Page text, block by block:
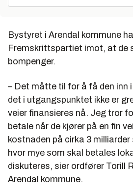
Bystyret i Arendal kommune
Fremskrittspartiet imot, at de
bompenger.
– Det måtte til for å få den inn
det i utgangspunktet ikke er
veier finansieres nå. Jeg tror
betale når de kjører på en fin
kostnaden på cirka 3
hvor mye som skal betales
diskuteres, sier ordfører Torill
Arendal kommune.